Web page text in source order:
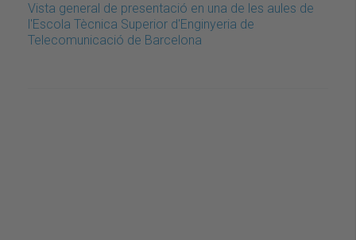
Vista general de presentació en una de les aules de
l'Escola Tècnica Superior d'Enginyeria de
Telecomunicació de Barcelona